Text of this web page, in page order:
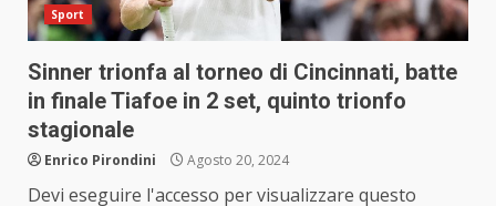
Sport
Sinner trionfa al torneo di Cincinnati, batte
in finale Tiafoe in 2 set, quinto trionfo
stagionale
Enrico Pirondini Agosto 20, 2024
Devi eseguire l'accesso per visualizzare questo